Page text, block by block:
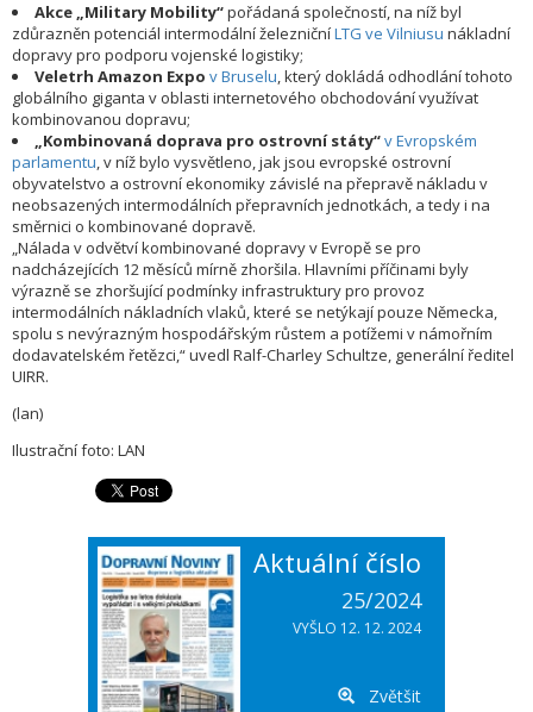
Akce „Military Mobility“pořádaná společností, na níž byl
zdůrazněn potenciál intermodální železničníLTG ve Vilniusu nákladní
dopravy pro podporu vojenské logistiky;
Veletrh Amazon Expo v Bruselu, který dokládá odhodlání tohoto
globálního giganta v oblasti internetového obchodování využívat
kombinovanou dopravu;
„Kombinovaná doprava pro ostrovní státy“v Evropském
parlamentu, v níž bylo vysvětleno, jak jsou evropské ostrovní
obyvatelstvo a ostrovní ekonomiky závislé na přepravě nákladu v
neobsazených intermodálních přepravních jednotkách, a tedy i na
směrnici o kombinované dopravě.
„Nálada v odvětví kombinované dopravy v Evropě se pro
nadcházejících 12 měsíců mírně zhoršila. Hlavními příčinami byly
výrazně se zhoršující podmínky infrastruktury pro provoz
intermodálních nákladních vlaků, které se netýkají pouze Německa,
spolu s nevýrazným hospodářským růstem a potížemi v námořním
dodavatelském řetězci,“ uvedl Ralf-Charley Schultze, generální ředitel
UIRR.
(lan)
Ilustrační foto: LAN
Aktuální číslo
25/2024
VYŠLO 12. 12. 2024
Zvětšit